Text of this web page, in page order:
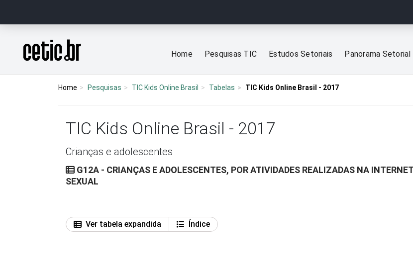
Página inicial
Home Pesquisas TIC Estudos Setoriais Panorama Setorial
Home Pesquisas TIC Kids Online Brasil Tabelas TIC Kids Online Brasil - 2017
TIC Kids Online Brasil - 2017
Crianças e adolescentes
G12A - CRIANÇAS E ADOLESCENTES, POR ATIVIDADES REALIZADAS NA
SEXUAL
Ver tabela expandida
Índice